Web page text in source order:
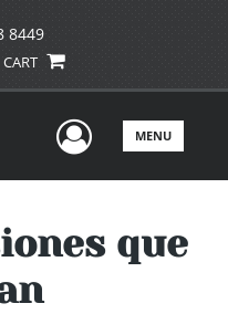
8449
CART
UserMENU
que